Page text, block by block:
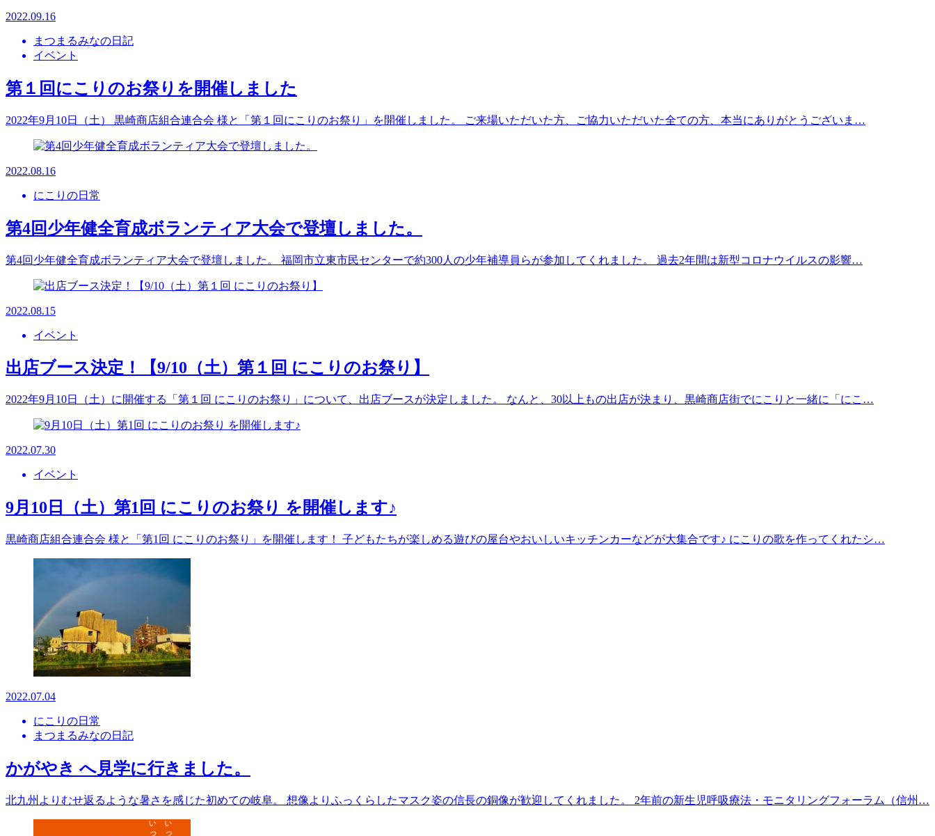
2022.09.16
まつまるみなの日記
イベント
第１回にこりのお祭りを開催しました
2022年9月10日（土） 黒崎商店組合連合会 様と「第１回にこりのお祭り」を開催しました。 ご来場いただいた方、ご協力いただいた全ての方、本当にありがとうございま…
2022.08.16
にこりの日常
第4回少年健全育成ボランティア大会で登壇しました。
第4回少年健全育成ボランティア大会で登壇しました。 福岡市立東市民センターで約300人の少年補導員らが参加してくれました。 過去2年間は新型コロナウイルスの影響…
2022.08.15
イベント
出店ブース決定！【9/10（土）第１回 にこりのお祭り】
2022年9月10日（土）に開催する「第１回 にこりのお祭り」について、出店ブースが決定しました。 なんと、30以上もの出店が決まり、黒崎商店街でにこりと一緒に「にこ…
2022.07.30
イベント
9月10日（土）第1回 にこりのお祭り を開催します♪
黒崎商店組合連合会 様と「第1回 にこりのお祭り」を開催します！ 子どもたちが楽しめる遊びの屋台やおいしいキッチンカーなどが大集合です♪ にこりの歌を作ってくれたシ…
2022.07.04
にこりの日常
まつまるみなの日記
かがやき へ見学に行きました。
北九州よりむせ返るような暑さを感じた初めての岐阜。 想像よりふっくらしたマスク姿の信長の銅像が歓迎してくれました。 2年前の新生児呼吸療法・モニタリングフォーラム（信州…